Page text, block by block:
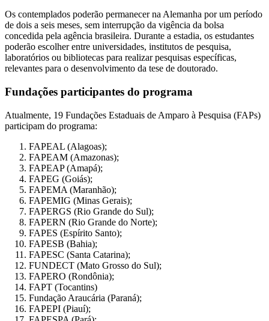
Os contemplados poderão permanecer na Alemanha por um período
de dois a seis meses, sem interrupção da vigência da bolsa
concedida pela agência brasileira. Durante a estadia, os estudantes
poderão escolher entre universidades, institutos de pesquisa,
laboratórios ou bibliotecas para realizar pesquisas específicas,
relevantes para o desenvolvimento da tese de doutorado.
Fundações participantes do programa
Atualmente, 19 Fundações Estaduais de Amparo à Pesquisa (FAPs)
participam do programa:
FAPEAL (Alagoas);
FAPEAM (Amazonas);
FAPEAP (Amapá);
FAPEG (Goiás);
FAPEMA (Maranhão);
FAPEMIG (Minas Gerais);
FAPERGS (Rio Grande do Sul);
FAPERN (Rio Grande do Norte);
FAPES (Espírito Santo);
FAPESB (Bahia);
FAPESC (Santa Catarina);
FUNDECT (Mato Grosso do Sul);
FAPERO (Rondônia);
FAPT (Tocantins)
Fundação Araucária (Paraná);
FAPEPI (Piauí);